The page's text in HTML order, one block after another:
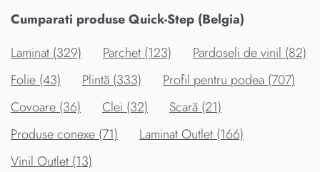
Cumparati produse Quick-Step (Belgia)
Laminat (329)
Parchet (123)
Pardoseli de vinil (82)
Folie (43)
Plintă (333)
Profil pentru podea (707)
Covoare (36)
Clei (32)
Scară (21)
Produse conexe (71)
Laminat Outlet (166)
Vinil Outlet (13)